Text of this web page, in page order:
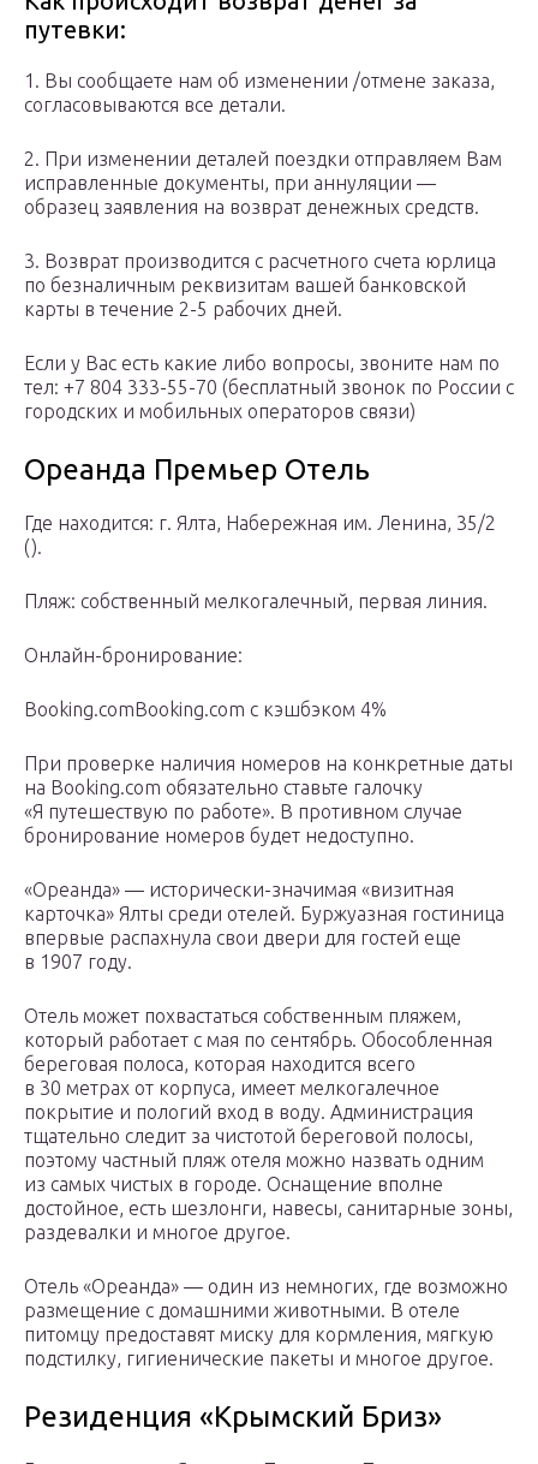
путевки:
1. Вы сообщаете нам об изменении /отмене заказа,
согласовываются все детали.
2. При изменении деталей поездки отправляем Вам
исправленные документы, при аннуляции —
образец заявления на возврат денежных средств.
3. Возврат производится с расчетного счета юрлица
по безналичным реквизитам вашей банковской
карты в течение 2-5 рабочих дней.
Если у Вас есть какие либо вопросы, звоните нам по
тел: +7 804 333-55-70 (бесплатный звонок по России с
городских и мобильных операторов связи)
Ореанда Премьер Отель
Где находится: г. Ялта, Набережная им. Ленина, 35/2
().
Пляж: собственный мелкогалечный, первая линия.
Онлайн-бронирование:
Booking.comBooking.com с кэшбэком 4%
При проверке наличия номеров на конкретные даты
на Booking.com обязательно ставьте галочку
«Я путешествую по работе». В противном случае
бронирование номеров будет недоступно.
«Ореанда» — исторически-значимая «визитная
карточка» Ялты среди отелей. Буржуазная гостиница
впервые распахнула свои двери для гостей еще
в 1907 году.
Отель может похвастаться собственным пляжем,
который работает с мая по сентябрь. Обособленная
береговая полоса, которая находится всего
в 30 метрах от корпуса, имеет мелкогалечное
покрытие и пологий вход в воду. Администрация
тщательно следит за чистотой береговой полосы,
поэтому частный пляж отеля можно назвать одним
из самых чистых в городе. Оснащение вполне
достойное, есть шезлонги, навесы, санитарные зоны,
раздевалки и многое другое.
Отель «Ореанда» — один из немногих, где возможно
размещение с домашними животными. В отеле
питомцу предоставят миску для кормления, мягкую
подстилку, гигиенические пакеты и многое другое.
Резиденция «Крымский Бриз»